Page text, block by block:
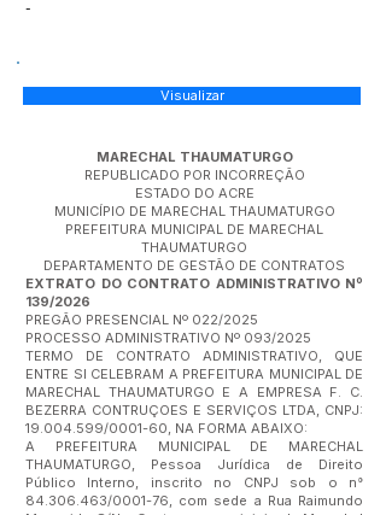
-
Visualizar
MARECHAL THAUMATURGO
REPUBLICADO POR INCORREÇÃO
ESTADO DO ACRE
MUNICÍPIO DE MARECHAL THAUMATURGO
PREFEITURA MUNICIPAL DE MARECHAL
THAUMATURGO
DEPARTAMENTO DE GESTÃO DE CONTRATOS
EXTRATO DO CONTRATO ADMINISTRATIVO Nº
139/2026
PREGÃO PRESENCIAL Nº 022/2025
PROCESSO ADMINISTRATIVO Nº 093/2025
TERMO DE CONTRATO ADMINISTRATIVO, QUE
ENTRE SI CELEBRAM A PREFEITURA MUNICIPAL DE
MARECHAL THAUMATURGO E A EMPRESA F. C.
BEZERRA CONTRUÇOES E SERVIÇOS LTDA, CNPJ:
19.004.599/0001-60, NA FORMA ABAIXO:
A PREFEITURA MUNICIPAL DE MARECHAL
THAUMATURGO, Pessoa Jurídica de Direito
Público Interno, inscrito no CNPJ sob o n°
84.306.463/0001-76, com sede a Rua Raimundo